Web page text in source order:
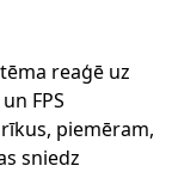
reaģē uz
FPS
piemēram,
sniedz